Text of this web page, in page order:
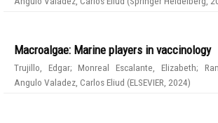
Macroalgae: Marine players in vaccinology
Trujillo, Edgar;Monreal Escalante, Elizabeth;
Angulo Valadez, Carlos Eliud (ELSEVIER 2024)